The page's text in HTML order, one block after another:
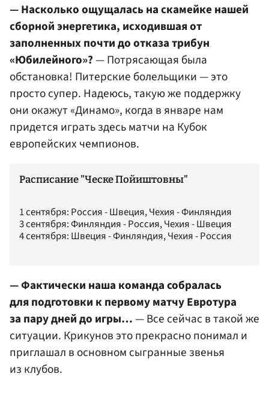
— Насколько ощущалась на скамейке нашей
сборной энергетика, исходившая от
заполненных почти до отказа трибун
«Юбилейного»?— Потрясающая была
обстановка! Питерские болельщики — это
просто супер. Надеюсь, такую же поддержку
они окажут «Динамо», когда в январе нам
придется играть здесь матчи на Кубок
европейских чемпионов.
Расписание "Ческе Пойиштовны"
1 сентября: Россия - Швеция, Чехия - Финляндия
3 сентября: Финляндия - Россия, Чехия - Швеция
4 сентября: Швеция - Финляндия, Чехия - Россия
— Фактически наша команда собралась
для подготовки к первому матчу Евротура
за пару дней до игры…— Все сейчас в такой же
ситуации. Крикунов это прекрасно понимал и
приглашал в основном сыгранные звенья
из клубов.